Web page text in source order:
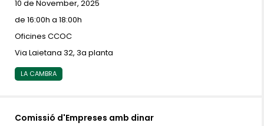
10 de November, 2025
de 16:00h a 18:00h
Oficines CCOC
Via Laietana 32, 3a planta
LA CAMBRA
Comissió d'Empreses amb dinar